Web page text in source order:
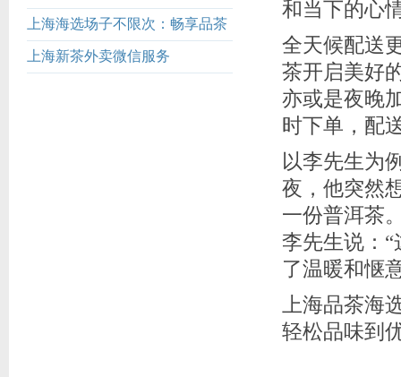
上海海选场子不限次：畅享品茶
的无限可能
上海新茶外卖微信服务
和当下的心
全天候配送
茶开启美好
亦或是夜晚
时下单，配
以李先生为
夜，他突然
一份普洱茶
李先生说：
了温暖和惬
上海品茶海
轻松品味到